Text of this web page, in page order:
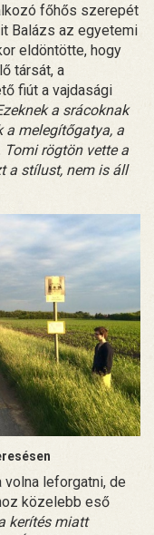
főhős szerepét
Balázs az egyetemi
eldöntötte, hogy
társát, a
fiút a vajdasági
a srácoknak
a melegítőgatya, a
rögtön vette a
a stílust, nem is áll
volna leforgatni, de
közelebb eső
kerítés miatt